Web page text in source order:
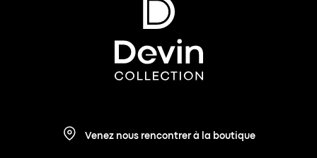
Venez nous rencontrer à la boutique